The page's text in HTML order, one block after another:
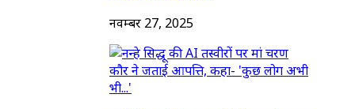
नवम्बर 27, 2025